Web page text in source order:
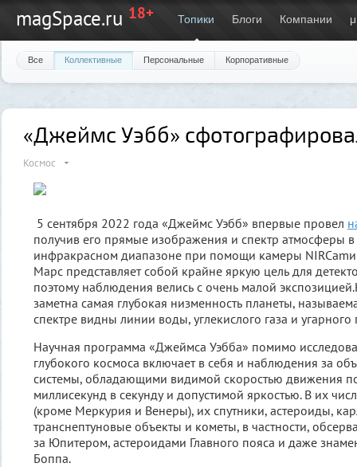
magSpace.ru 18+ Топики Блоги Компании μ
Все Коллективные Персональные Корпоративные
«Джеймс Уэбб»
Космос
5 сентября 2022 года «Джеймс Уэбб» впервые провел
получив его прямые изображения и спектр атмосферы
инфракрасном диапазоне при помощи камеры NIRCamи
Марс представляет собой крайне яркую цель для
поэтому наблюдения велись с очень малой
заметна самая глубокая низменность планеты,
спектре видны линии воды, углекислого газа и угарного
Научная программа «Джеймса Уэбба» помимо
глубокого космоса включает в себя и наблюдения за
системы, обладающими видимой скоростью движения
миллисекунд в секунду и допустимой яркостью. В их
(кроме Меркурия и Венеры), их спутники, астероиды,
транснептуновые объекты и кометы, в частности,
за Юпитером, астероидами Главного пояса и даже
Боппа.